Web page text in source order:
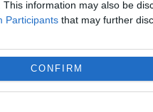
This information may also be
Participants that may further
CONFIRM
a datelor este de
a